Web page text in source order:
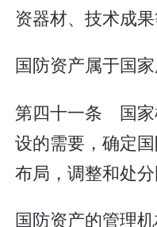
资器材、技术成果
国防资产属于国家
第四十一条 国家
设的需要，确定
布局，调整和处分
国防资产的管理